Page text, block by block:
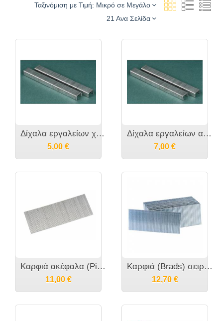
Ταξινόμιση με Τιμή: Μικρό σε Μεγάλο
21 Ανα Σελίδα
Δίχαλα εργαλείων χειρός σειρά 3 / 53 /530 11.3 φάρδος [κορώνα] Χ 0,70-0,75 πάχο σύρματος
5,00 €
Δίχαλα εργαλείων αέρος σειρά 80 ή 21 Gauge ή A κατά PREBENA, 680 κατά Josef Kihlberg,80-380 κατά BeA, ΑΤ κατά Senco, 80 κατά OMER/FASCO/BULLE/Crisc...
7,00 €
Καρφιά ακέφαλα (Pins) σειράς 6 ή 23 Gauge ή S700 κατά BeA ή 0,6 χιλιοστών
11,00 €
Καρφιά (Brads) σειράς 14 κατά OMER/Crisco ή 16 gauge ή Ν κατά PREBENA, ή 516 κατά Josef Kihlberg, ή FN κατά Fasco, ή SK400 κατά BeA ή TIP κατά Stan...
12,70 €